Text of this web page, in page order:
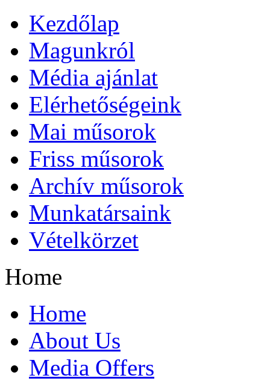
Kezdőlap
Magunkról
Média ajánlat
Elérhetőségeink
Mai műsorok
Friss műsorok
Archív műsorok
Munkatársaink
Vételkörzet
Home
Home
About Us
Media Offers